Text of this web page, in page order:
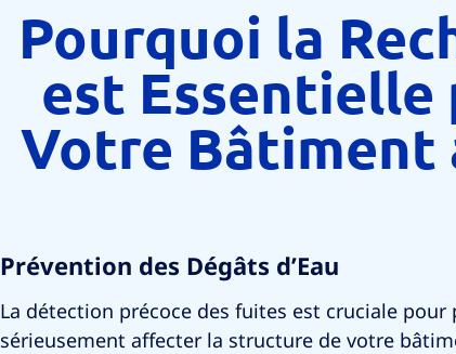
Pourquoi la
est
Votre Bâtiment
Prévention des Dégâts d’Eau
La détection précoce des fuites est cruciale pour
sérieusement affecter la structure de votre